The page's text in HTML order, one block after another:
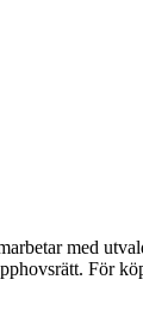
med
För